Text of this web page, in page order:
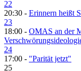
22
20:30 - Erinnern heißt
23
18:00 - OMAS an der
24
17:00 - "Parität jetzt"
25